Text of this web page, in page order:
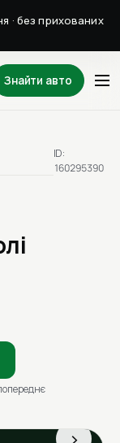
· без прихованих
Знайти авто
ID:
160295390